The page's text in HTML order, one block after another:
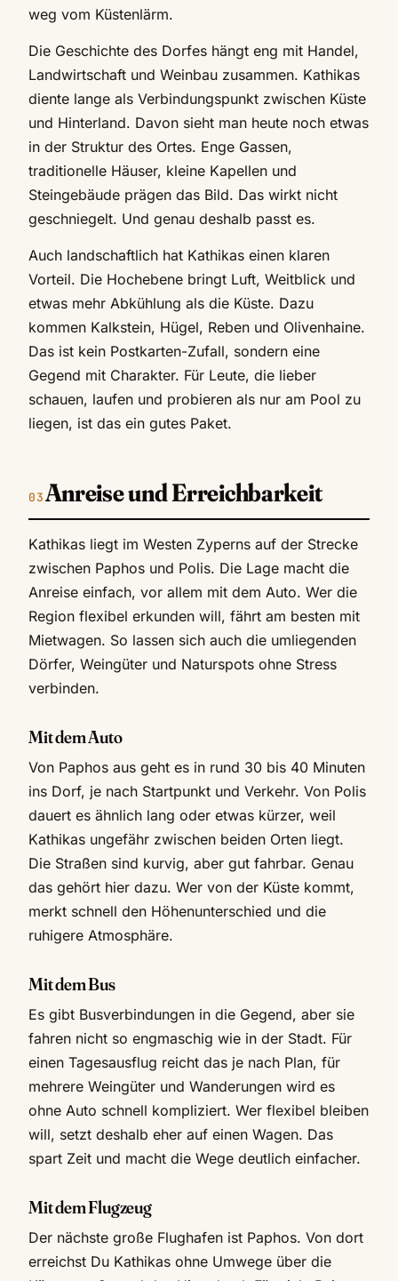
weg vom Küstenlärm.
Die Geschichte des Dorfes hängt eng mit Handel,
Landwirtschaft und Weinbau zusammen. Kathikas
diente lange als Verbindungspunkt zwischen Küste
und Hinterland. Davon sieht man heute noch etwas
in der Struktur des Ortes. Enge Gassen,
traditionelle Häuser, kleine Kapellen und
Steingebäude prägen das Bild. Das wirkt nicht
geschniegelt. Und genau deshalb passt es.
Auch landschaftlich hat Kathikas einen klaren
Vorteil. Die Hochebene bringt Luft, Weitblick und
etwas mehr Abkühlung als die Küste. Dazu
kommen Kalkstein, Hügel, Reben und Olivenhaine.
Das ist kein Postkarten-Zufall, sondern eine
Gegend mit Charakter. Für Leute, die lieber
schauen, laufen und probieren als nur am Pool zu
liegen, ist das ein gutes Paket.
Anreise und Erreichbarkeit
Kathikas liegt im Westen Zyperns auf der Strecke
zwischen Paphos und Polis. Die Lage macht die
Anreise einfach, vor allem mit dem Auto. Wer die
Region flexibel erkunden will, fährt am besten mit
Mietwagen. So lassen sich auch die umliegenden
Dörfer, Weingüter und Naturspots ohne Stress
verbinden.
Mit dem Auto
Von Paphos aus geht es in rund 30 bis 40 Minuten
ins Dorf, je nach Startpunkt und Verkehr. Von Polis
dauert es ähnlich lang oder etwas kürzer, weil
Kathikas ungefähr zwischen beiden Orten liegt.
Die Straßen sind kurvig, aber gut fahrbar. Genau
das gehört hier dazu. Wer von der Küste kommt,
merkt schnell den Höhenunterschied und die
ruhigere Atmosphäre.
Mit dem Bus
Es gibt Busverbindungen in die Gegend, aber sie
fahren nicht so engmaschig wie in der Stadt. Für
einen Tagesausflug reicht das je nach Plan, für
mehrere Weingüter und Wanderungen wird es
ohne Auto schnell kompliziert. Wer flexibel bleiben
will, setzt deshalb eher auf einen Wagen. Das
spart Zeit und macht die Wege deutlich einfacher.
Mit dem Flugzeug
Der nächste große Flughafen ist Paphos. Von dort
erreichst Du Kathikas ohne Umwege über die